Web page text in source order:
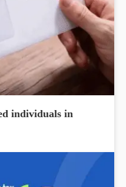
individuals in